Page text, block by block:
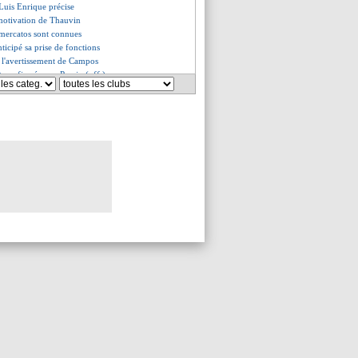
Enrique précise
de Thauvin
sont connues
sa prise de fonctions
l'avertissement de Campos
confirmé pour Parejo (off.)
le plaisir (officiel)
accuse Halilhodzic